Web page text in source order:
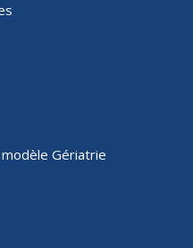
Gériatrie